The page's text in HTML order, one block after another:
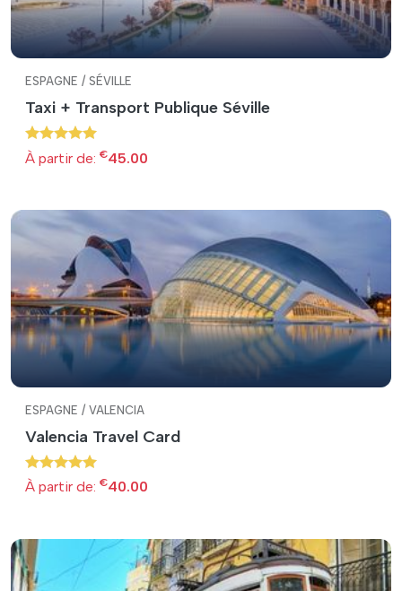
ESPAGNE / SÉVILLE
Taxi + Transport Publique Séville
À partir de: €45.00
ESPAGNE / VALENCIA
Valencia Travel Card
À partir de: €40.00